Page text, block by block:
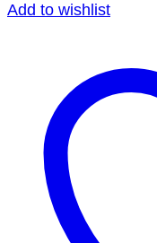
Add to wishlist